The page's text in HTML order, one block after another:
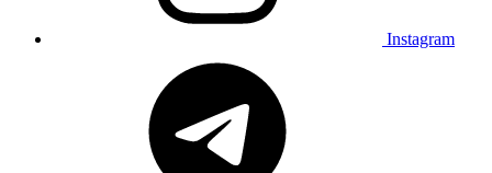
Instagram